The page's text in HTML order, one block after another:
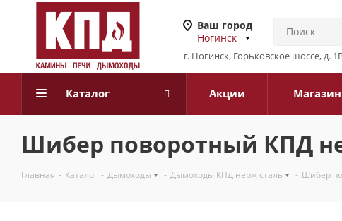
Ваш город
Ногинск
г. Ногинск, Горьковское шоссе, д.
Каталог Акции
Шибер поворотный КПД
Главная - Каталог - Дымоходы - Дымоходы КПД нерж сталь - Шибер